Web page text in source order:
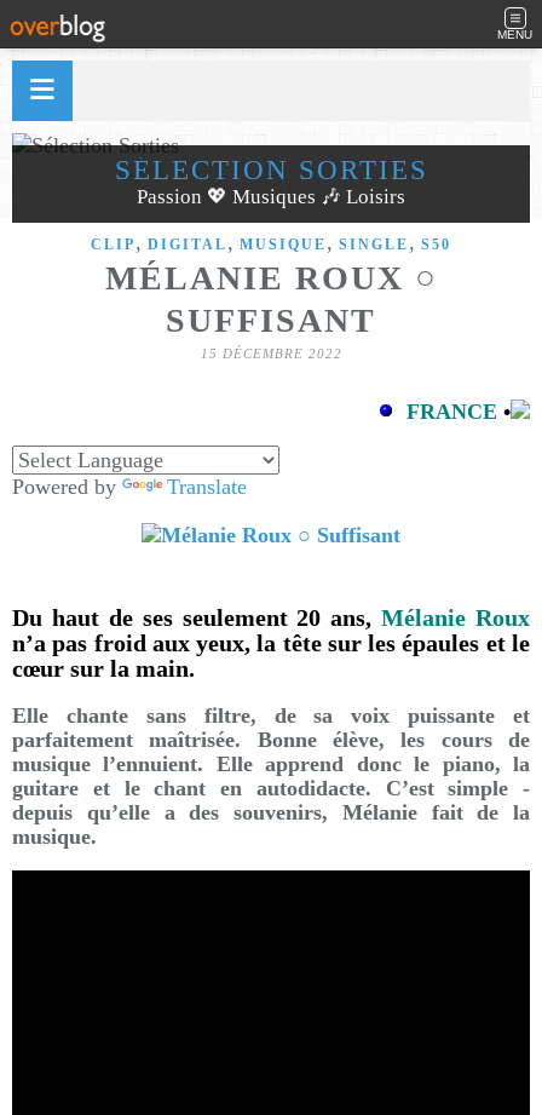
MENU
SÉLECTION SORTIES
Passion 💖 Musiques 🎶 Loisirs
CLIP , DIGITAL , MUSIQUE , SINGLE , S50
MÉLANIE ROUX ○
SUFFISANT
15 DÉCEMBRE 2022
FRANCE •
Powered by Translate
Du haut de ses seulement 20 ans, Mélanie Roux
n’a pas froid aux yeux, la tête sur les épaules et le
cœur sur la main.
Elle chante sans filtre, de sa voix puissante et
parfaitement maîtrisée. Bonne élève, les cours de
musique l’ennuient. Elle apprend donc le piano, la
guitare et le chant en autodidacte. C’est simple -
depuis qu’elle a des souvenirs, Mélanie fait de la
musique.